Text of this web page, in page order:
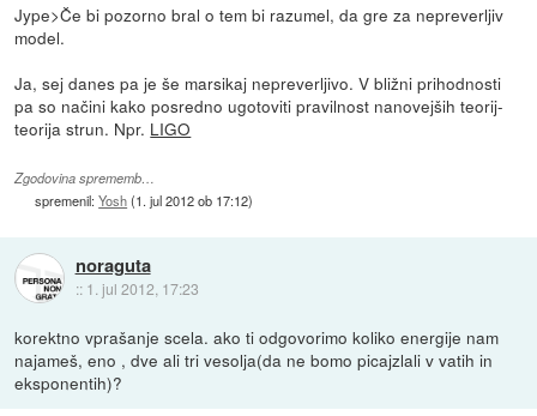
Jype>Če bi pozorno bral o tem bi razumel, da gre za nepreverljiv
model.
Ja, sej danes pa je še marsikaj nepreverljivo. V bližni prihodnosti
pa so načini kako posredno ugotoviti pravilnost nanovejših teorij-
teorija strun. Npr. LIGO
Zgodovina sprememb…
spremenil:Yosh(1. jul 2012 ob 17:12)
noraguta
:: 1. jul 2012, 17:23
korektno vprašanje scela. ako ti odgovorimo koliko energije nam
najameš, eno , dve ali tri vesolja(da ne bomo picajzlali v vatih in
eksponentih)?